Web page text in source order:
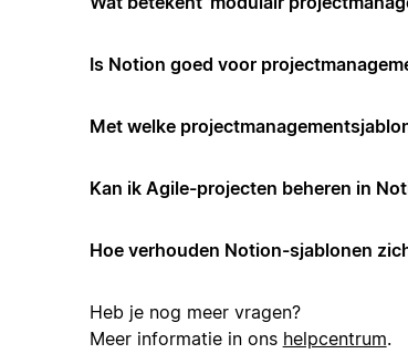
Is Notion goed voor
Met welke
Kan ik Agile-projecten beheren in
Hoe verhouden Notion-sjablonen
Heb je nog meer vragen?
Meer informatie in ons helpcentrum.